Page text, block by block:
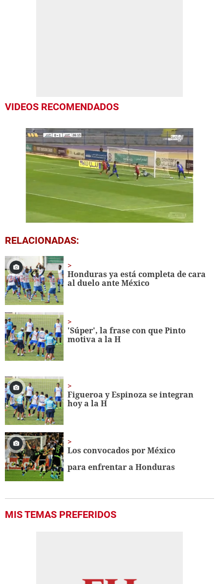
VIDEOS RECOMENDADOS
0
seconds
37
seconds
RELACIONADAS:
Honduras ya está completa de cara
al duelo ante México
'Súper', la frase con que Pinto
motiva a la H
Figueroa y Espinoza se integran
hoy a la H
Los convocados por México
para enfrentar a Honduras
MIS TEMAS PREFERIDOS